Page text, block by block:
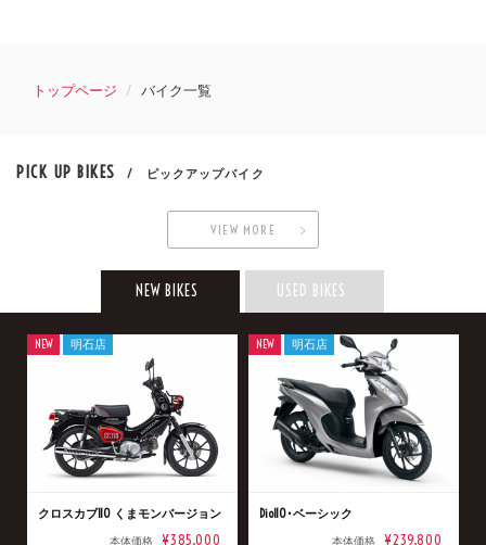
トップページ バイク一覧
PICK UP BIKES / ピックアップバイク
VIEW MORE
NEW BIKES USED BIKES
クロスカブ110 くまモンバージョン
本体価格 ¥385,000
NEW 明石店
Dio110･ベーシック
本体価格 ¥239,800
NEW 明石店